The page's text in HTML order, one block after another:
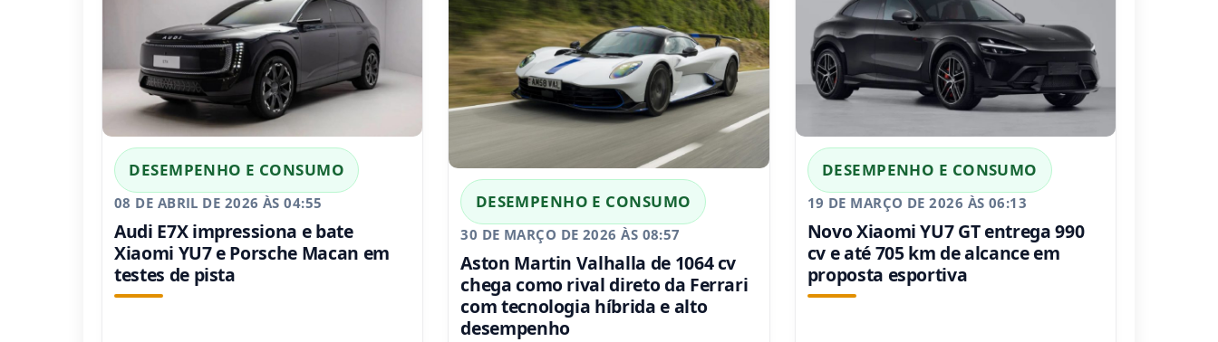
DESEMPENHO E CONSUMO
08 DE ABRIL DE 2026 ÀS 04:55
Audi E7X impressiona e bate
Xiaomi YU7 e Porsche Macan em
testes de pista
DESEMPENHO E CONSUMO
30 DE MARÇO DE 2026 ÀS 08:57
Aston Martin Valhalla de 1064 cv
chega como rival direto da Ferrari
com tecnologia híbrida e alto
desempenho
DESEMPENHO E CONSUMO
19 DE MARÇO DE 2026 ÀS 06:13
Novo Xiaomi YU7 GT entrega 990
cv e até 705 km de alcance em
proposta esportiva